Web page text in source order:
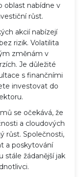
oblast nabídne v
růst.
akcií nabízejí
rizik. Volatilita
změnám v
Je důležité
s finančními
investovat do
se očekává, že
a cloudových
růst. Společnosti,
a poskytování
stále žádanější jak